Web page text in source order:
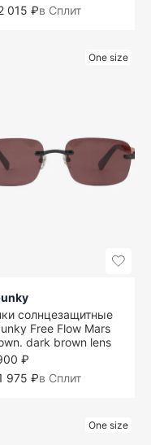
015 ₽в Сплит
One size
солнцезащитные
Free Flow Mars
dark brown lens
₽
975 ₽в Сплит
One size